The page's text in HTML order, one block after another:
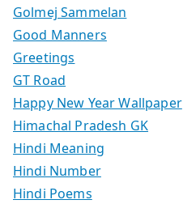
Golmej Sammelan
Good Manners
Greetings
GT Road
Happy New Year Wallpaper
Himachal Pradesh GK
Hindi Meaning
Hindi Number
Hindi Poems